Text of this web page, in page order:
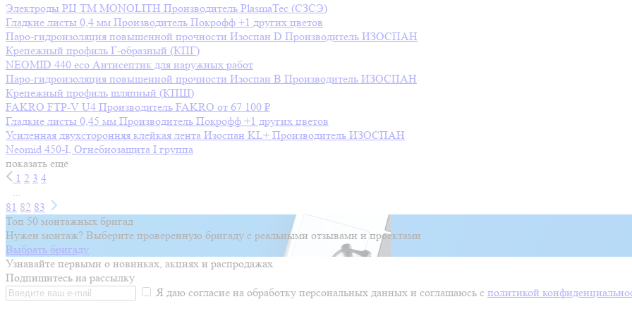
Электроды РЦ ТМ MONOLITH Производитель PlasmaTec (СЗСЭ)
Гладкие листы 0,4 мм Производитель Покрофф +1 других цветов
Паро-гидроизоляция повышенной прочности Изоспан D Производитель ИЗОСПАН
Крепежный профиль Г-образный (КПГ)
NEOMID 440 eco Антисептик для наружных работ
Паро-гидроизоляция повышенной прочности Изоспан B Производитель ИЗОСПАН
Крепежный профиль шляпный (КПШ)
FAKRO FTP-V U4 Производитель FAKRO от 67 100 ₽
Гладкие листы 0,45 мм Производитель Покрофф +1 других цветов
Усиленная двухсторонняя клейкая лента Изоспан KL+ Производитель ИЗОСПАН
Neomid 450-I, Огнебиозащита I группа
показать ещё
1 2 3 4
...
81 82 83
Топ 50 монтажных бригад
Нужен монтаж? Выберите проверенную бригаду с реальными отзывами и проектами
Выбрать бригаду
Узнавайте первыми о новинках, акциях и распродажах
Подпишитесь на рассылку
Я даю согласие на обработку персональных данных и соглашаюсь с политикой